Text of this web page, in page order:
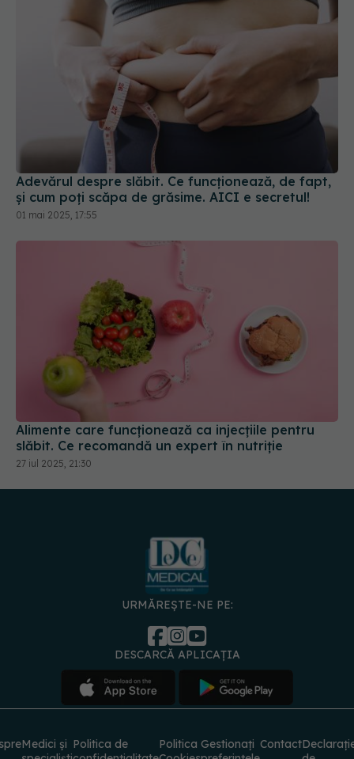
Adevărul despre slăbit. Ce funcționează, de fapt,
și cum poți scăpa de grăsime. AICI e secretul!
01 mai 2025, 17:55
Alimente care funcționează ca injecțiile pentru
slăbit. Ce recomandă un expert în nutriție
27 iul 2025, 21:30
URMĂREȘTE-NE PE:
DESCARCĂ APLICAȚIA
Medici și Politica de
Politica Gestionați Contact